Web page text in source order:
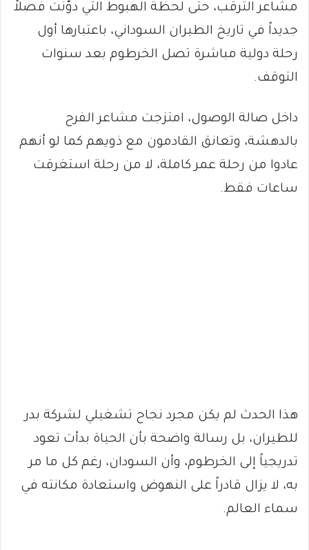
مشاعر الترقب، حتى لحظة الهبوط التي دوّنت فصلاً
جديداً في تاريخ الطيران السوداني، باعتبارها أول
رحلة دولية مباشرة تصل الخرطوم بعد سنوات
التوقف.
داخل صالة الوصول، امتزجت مشاعر الفرح
بالدهشة، وتعانق القادمون مع ذويهم كما لو أنهم
عادوا من رحلة عمر كاملة، لا من رحلة استغرقت
ساعات فقط.
هذا الحدث لم يكن مجرد نجاح تشغيلي لشركة بدر
للطيران، بل رسالة واضحة بأن الحياة بدأت تعود
تدريجياً إلى الخرطوم، وأن السودان، رغم كل ما مر
به، لا يزال قادراً على النهوض واستعادة مكانته في
سماء العالم.